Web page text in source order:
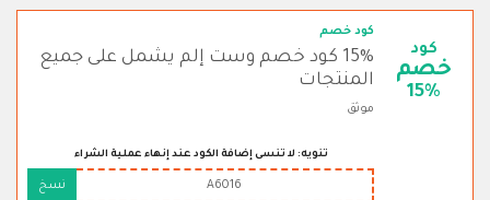
كود
خصم
15%
كود خصم
15% كود خصم وست إلم يشمل على جميع
المنتجات
موثق
تنويه: لا تنسى إضافة الكود عند إنهاء عملية الشراء
A6016 نسخ